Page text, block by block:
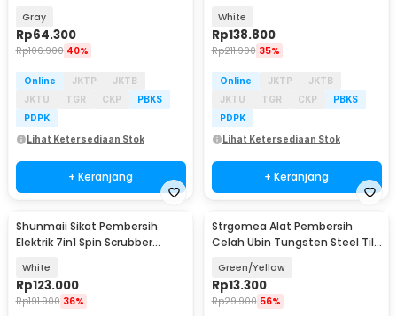
Gray
Rp64.300
Rp106.900 40%
Online JKTP
JKTB
JKTU
TGR CKP
PBKS
PDPK
Lihat Ketersediaan Stok
+ Keranjang
White
Rp138.800
Rp211.900 35%
Online JKTP
JKTB
JKTU
TGR CKP
PBKS
PDPK
Lihat Ketersediaan Stok
+ Keranjang
Shunmaii Sikat Pembersih
Elektrik 7in1 Spin Scrubber
White
Rp123.000
Rp191.900 36%
Strgomea Alat Pembersih
Celah Ubin Tungsten Steel Tile
Green/Yellow
Rp13.300
Rp29.900 56%